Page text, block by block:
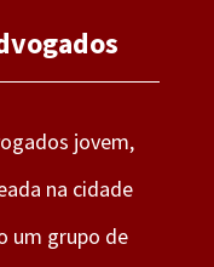
jovem,
na cidade
um grupo de